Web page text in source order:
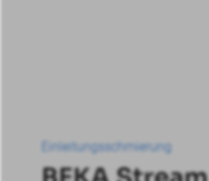
Einleitungsschmierung